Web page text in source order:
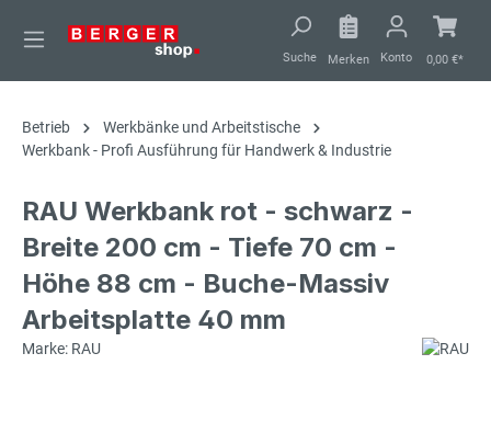
springen
Suche Merken Konto 0,00 €*
Betrieb
Werkbänke und Arbeitstische
Werkbank - Profi Ausführung für Handwerk & Industrie
RAU Werkbank rot - schwarz -
Breite 200 cm - Tiefe 70 cm -
Höhe 88 cm - Buche-Massiv
Arbeitsplatte 40 mm
Marke: RAU